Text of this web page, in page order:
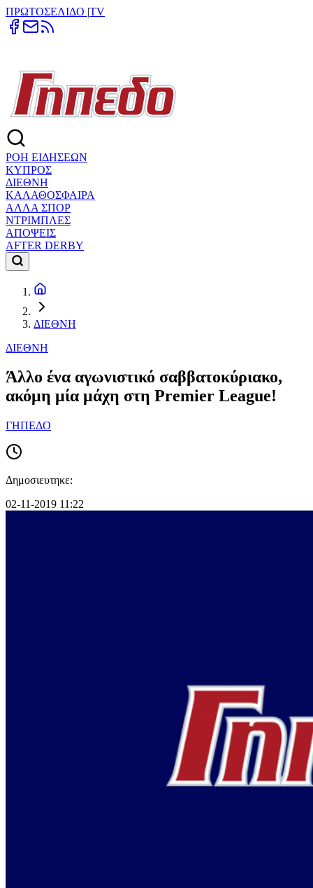
ΠΡΩΤΟΣΕΛΙΔΟ |TV
ΡΟΗ ΕΙΔΗΣΕΩΝ
ΚΥΠΡΟΣ
ΔΙΕΘΝΗ
ΚΑΛΑΘΟΣΦΑΙΡΑ
ΑΛΛΑ ΣΠΟΡ
ΝΤΡΙΜΠΛΕΣ
ΑΠΟΨΕΙΣ
AFTER DERBY
ΔΙΕΘΝΗ
ΔΙΕΘΝΗ
Άλλο ένα αγωνιστικό σαββατοκύριακο,
ακόμη μία μάχη στη Premier League!
ΓΗΠΕΔΟ
Δημοσιευτηκε:
02-11-2019 11:22